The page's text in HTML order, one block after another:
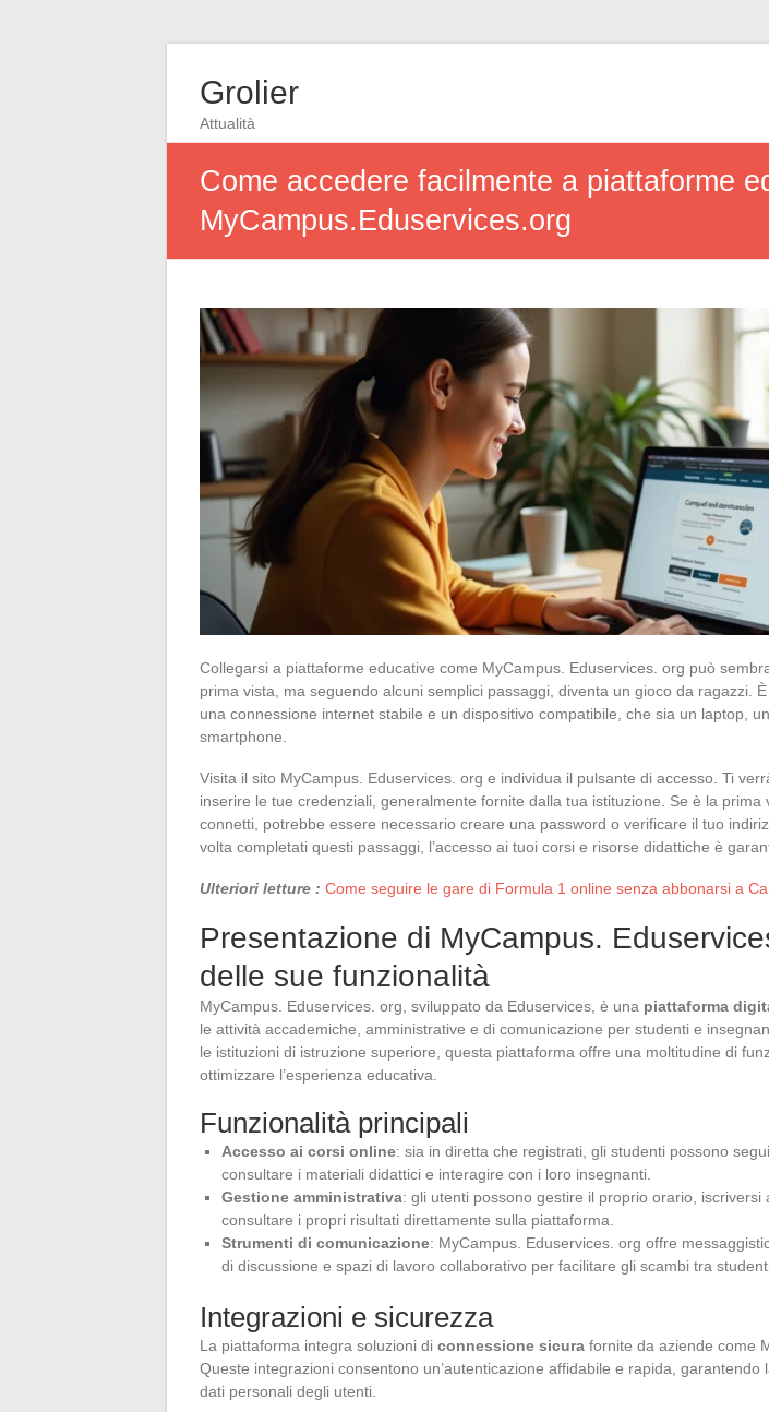
Grolier
Attualità
Come accedere facilmente a piattaforme
MyCampus.Eduservices.org
Collegarsi a piattaforme educative come MyCampus. Eduservices. org può
prima vista, ma seguendo alcuni semplici passaggi, diventa un gioco da ragazzi.
una connessione internet stabile e un dispositivo compatibile, che sia un laptop,
smartphone.
Visita il sito MyCampus. Eduservices. org e individua il pulsante di accesso. Ti
inserire le tue credenziali, generalmente fornite dalla tua istituzione. Se è la prima
connetti, potrebbe essere necessario creare una password o verificare il tuo
volta completati questi passaggi, l’accesso ai tuoi corsi e risorse didattiche è
Ulteriori letture : Come seguire le gare di Formula 1 online senza abbonarsi a
Presentazione di MyCampus.
delle sue funzionalità
MyCampus. Eduservices. org, sviluppato da Eduservices, è una piattaforma
le attività accademiche, amministrative e di comunicazione per studenti e
le istituzioni di istruzione superiore, questa piattaforma offre una moltitudine di
ottimizzare l’esperienza educativa.
Funzionalità principali
Accesso ai corsi online: sia in diretta che registrati, gli studenti possono
consultare i materiali didattici e interagire con i loro insegnanti.
Gestione amministrativa: gli utenti possono gestire il proprio orario, iscriversi
consultare i propri risultati direttamente sulla piattaforma.
Strumenti di comunicazione: MyCampus. Eduservices. org offre
di discussione e spazi di lavoro collaborativo per facilitare gli scambi tra
Integrazioni e sicurezza
La piattaforma integra soluzioni di connessione sicura fornite da aziende come
Queste integrazioni consentono un’autenticazione affidabile e rapida, garantendo
dati personali degli utenti.